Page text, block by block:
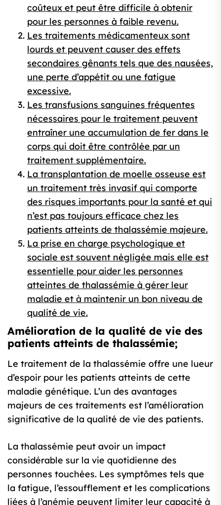
coûteux et peut être difficile à obtenir
pour les personnes à faible revenu.
Les traitements médicamenteux sont
lourds et peuvent causer des effets
secondaires gênants tels que des nausées,
une perte d’appétit ou une fatigue
excessive.
Les transfusions sanguines fréquentes
nécessaires pour le traitement peuvent
entraîner une accumulation de fer dans le
corps qui doit être contrôlée par un
traitement supplémentaire.
La transplantation de moelle osseuse est
un traitement très invasif qui comporte
des risques importants pour la santé et qui
n’est pas toujours efficace chez les
patients atteints de thalassémie majeure.
La prise en charge psychologique et
sociale est souvent négligée mais elle est
essentielle pour aider les personnes
atteintes de thalassémie à gérer leur
maladie et à maintenir un bon niveau de
qualité de vie.
Amélioration de la qualité de vie des
patients atteints de thalassémie;
Le traitement de la thalassémie offre une lueur
d’espoir pour les patients atteints de cette
maladie génétique. L’un des avantages
majeurs de ces traitements est l’amélioration
significative de la qualité de vie des patients.
La thalassémie peut avoir un impact
considérable sur la vie quotidienne des
personnes touchées. Les symptômes tels que
la fatigue, l’essoufflement et les complications
liées à l’anémie peuvent limiter leur capacité à